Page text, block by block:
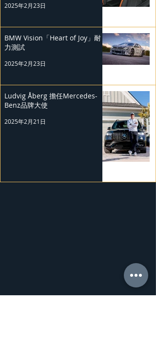
2025年2月23日
BMW Vision「Heart of Joy」耐
力測試
2025年2月23日
Ludvig Åberg 擔任Mercedes-
Benz品牌大使
2025年2月21日